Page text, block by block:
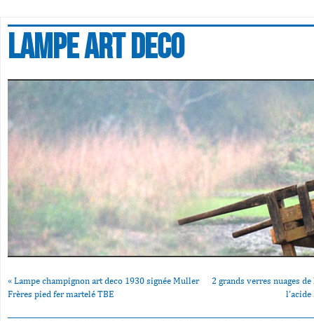
Lampe art deco
« Lampe champignon art deco 1930 signée Muller
Frères pied fer martelé TBE
2 grands verres nuages